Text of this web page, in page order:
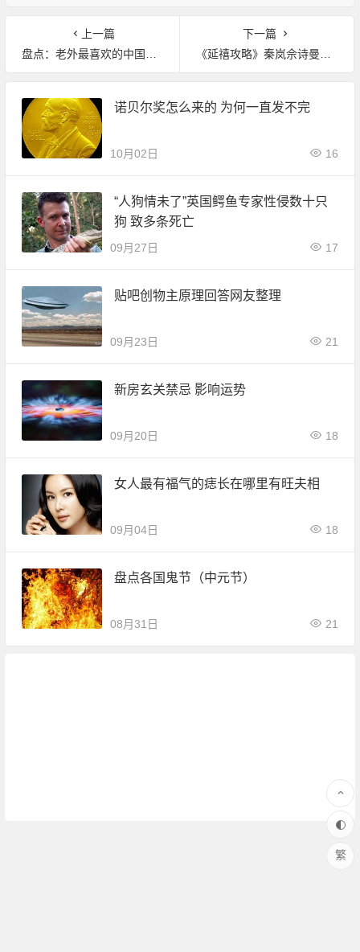
上一篇
盘点：老外最喜欢的中国十大景区
下一篇
《延禧攻略》秦岚佘诗曼演绎宫中浮沉
诺贝尔奖怎么来的 为何一直发不完
10月02日 16
“人狗情未了”英国鳄鱼专家性侵数十只
狗 致多条死亡
09月27日 17
贴吧创物主原理回答网友整理
09月23日 21
新房玄关禁忌 影响运势
09月20日 18
女人最有福气的痣长在哪里有旺夫相
09月04日 18
盘点各国鬼节（中元节）
08月31日 21
繁